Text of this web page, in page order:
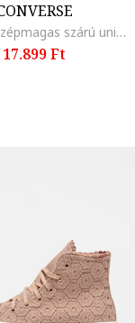
All Star középmagas szárú uniszex bőrsneaker, Tevebarna
17.899 Ft